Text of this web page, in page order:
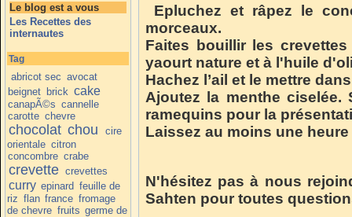
Le blog est a vous
Les Recettes des
internautes
Tag
abricot sec avocat
beignet brick cake
canapÃ©s cannelle
carotte chevre
chocolat chou
cire
orientale citron
concombre crabe
crevette crevettes
curry epinard feuille de
riz flan france fromage
de chevre fruits germe de
Epluchez et râpez le
morceaux.
Faites bouillir les
yaourt nature et à l'huile
Hachez l’ail et le mettre
Ajoutez la menthe ciselée.
ramequins pour la
Laissez au moins une
N'hésitez pas à nous
Sahten pour toutes